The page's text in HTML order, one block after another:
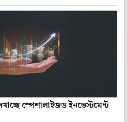
স্পেশালাইজড ইনভেস্টমেন্ট